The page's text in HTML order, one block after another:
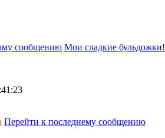
сообщению Мои сладкие бульдожки!
Перейти к последнему сообщению